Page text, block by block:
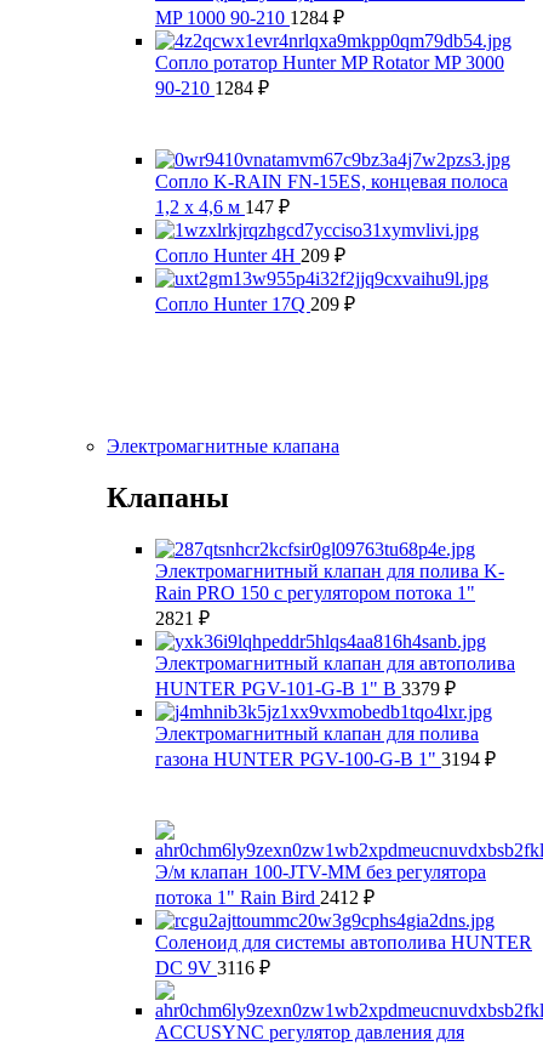
MP 1000 90-210 1284 ₽
Сопло ротатор Hunter MP Rotator MP 3000
90-210 1284 ₽
Сопло K-RAIN FN-15ES, концевая полоса
1,2 x 4,6 м 147 ₽
Сопло Hunter 4Н 209 ₽
Сопло Hunter 17Q 209 ₽
Электромагнитные клапана
Клапаны
Электромагнитный клапан для полива K-
Rain PRO 150 с регулятором потока 1"
2821 ₽
Электромагнитный клапан для автополива
HUNTER PGV-101-G-B 1" В 3379 ₽
Электромагнитный клапан для полива
газона HUNTER PGV-100-G-B 1" 3194 ₽
Э/м клапан 100-JTV-MM без регулятора
потока 1" Rain Bird 2412 ₽
Соленоид для системы автополива HUNTER
DC 9V 3116 ₽
ACCUSYNC регулятор давления для